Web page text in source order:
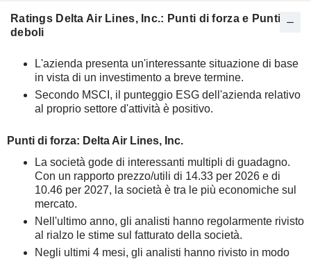
Ratings Delta Air Lines, Inc.: Punti di forza e Punti
deboli
L'azienda presenta un'interessante situazione di base
in vista di un investimento a breve termine.
Secondo MSCI, il punteggio ESG dell'azienda relativo
al proprio settore d'attività è positivo.
Punti di forza: Delta Air Lines, Inc.
La società gode di interessanti multipli di guadagno.
Con un rapporto prezzo/utili di 14.33 per 2026 e di
10.46 per 2027, la società è tra le più economiche sul
mercato.
Nell'ultimo anno, gli analisti hanno regolarmente rivisto
al rialzo le stime sul fatturato della società.
Negli ultimi 4 mesi, gli analisti hanno rivisto in modo